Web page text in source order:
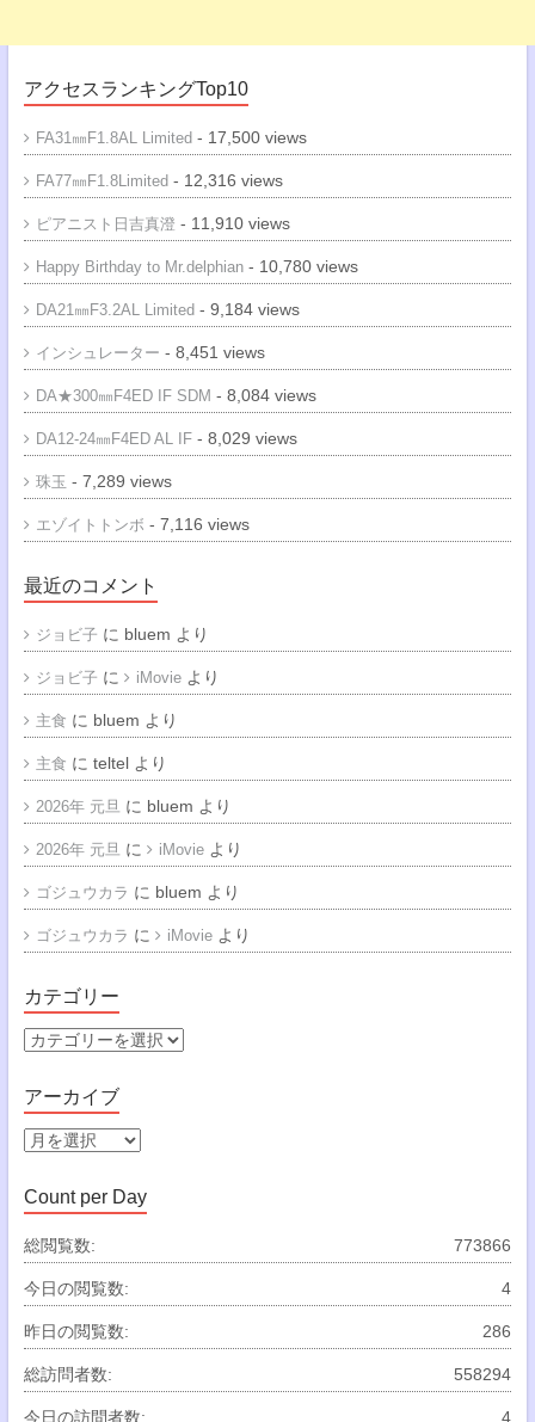
アクセスランキングTop10
FA31㎜F1.8AL Limited- 17,500 views
FA77㎜F1.8Limited- 12,316 views
ピアニスト日吉真澄 - 11,910 views
Happy Birthday to Mr.delphian- 10,780 views
DA21㎜F3.2AL Limited- 9,184 views
インシュレーター - 8,451 views
DA★300㎜F4ED IF SDM - 8,084 views
DA12-24㎜F4ED AL IF- 8,029 views
珠玉 - 7,289 views
エゾイトトンボ - 7,116 views
最近のコメント
ジョビ子 に bluem より
ジョビ子 に iMovieより
主食 に bluem より
主食 に teltelより
2026年 元旦に bluem より
2026年 元旦に iMovieより
ゴジュウカラ に bluem より
ゴジュウカラ に iMovieより
カテゴリー
カ
ゴ
リ
ー
アーカイブ
ア
カ
イ
ブ
Count per Day
773866
総閲覧数:
4
今日の閲覧数:
286
昨日の閲覧数:
558294
総訪問者数:
4
今日の訪問者数: